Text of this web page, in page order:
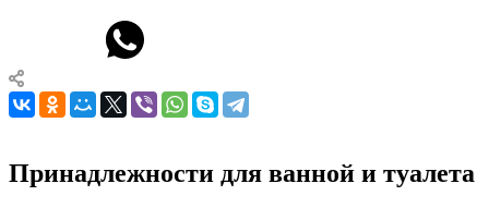
Принадлежности для ванной и туалета